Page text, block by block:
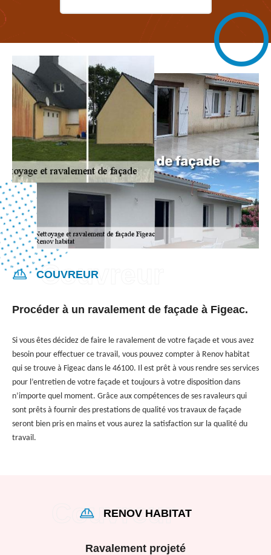
COUVREUR
Procéder à un ravalement de façade à Figeac.
Si vous êtes décidez de faire le ravalement de votre façade et vous avez
besoin pour effectuer ce travail, vous pouvez compter à Renov habitat
qui se trouve à Figeac dans le 46100. Il est prêt à vous rendre ses services
pour l’entretien de votre façade et toujours à votre disposition dans
n’importe quel moment. Grâce aux compétences de ses ravaleurs qui
sont prêts à fournir des prestations de qualité vos travaux de façade
seront bien pris en mains et vous aurez la satisfaction sur la qualité du
travail.
RENOV HABITAT
Ravalement projeté